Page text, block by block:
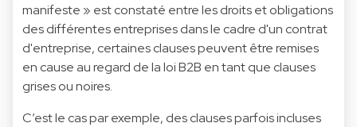
manifeste » est constaté entre les droits et obligations
des différentes entreprises dans le cadre d'un contrat
d'entreprise, certaines clauses peuvent être remises
en cause au regard de la loi B2B en tant que clauses
grises ou noires.
C’est le cas par exemple, des clauses parfois incluses